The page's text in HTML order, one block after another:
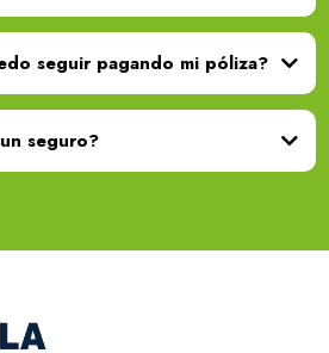
seguir pagando mi póliza?
seguro?